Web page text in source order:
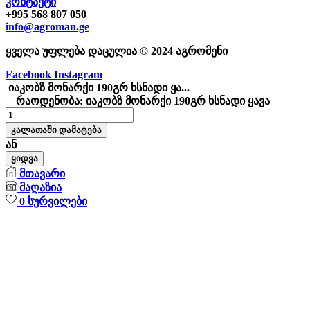
+995 568 807 050
info@agroman.ge
ყველა უფლება დაცულია © 2024 აგრომენი
Facebook Instagram
იაკობზ მონარქი 190გრ ხსნადი ყა...
რაოდენობა: იაკობზ მონარქი 190გრ ხსნადი ყავა
კალათაში დამატება
ან
ყიდვა
მთავარი
მაღაზია
0 სურვილები